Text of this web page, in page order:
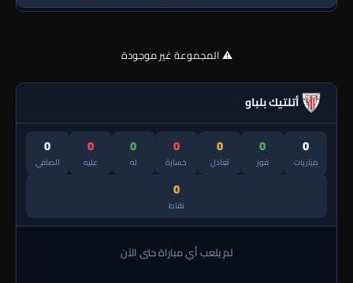
⚠️ المجموعة غير موجودة
أتلتيك بلباو
0
مباريات
0
فوز
0
تعادل
0
خسارة
0
له
0
عليه
0
الصافي
0
نقاط
لم يلعب أي مباراة حتى الآن